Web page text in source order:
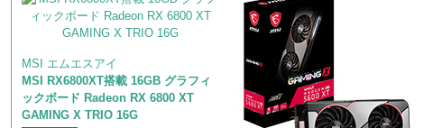
MSI エムエスアイ
MSI RX6800XT搭載 16GB グラフィ
ックボード Radeon RX 6800 XT
GAMING X TRIO 16G